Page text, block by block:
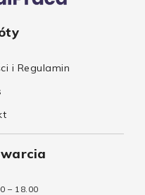
i Regulamin
– 18.00